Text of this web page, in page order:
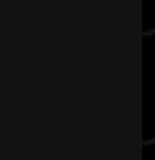
Veljmies